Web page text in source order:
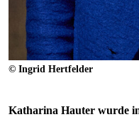
© Ingrid Hertfelder
Katharina Hauter wurde